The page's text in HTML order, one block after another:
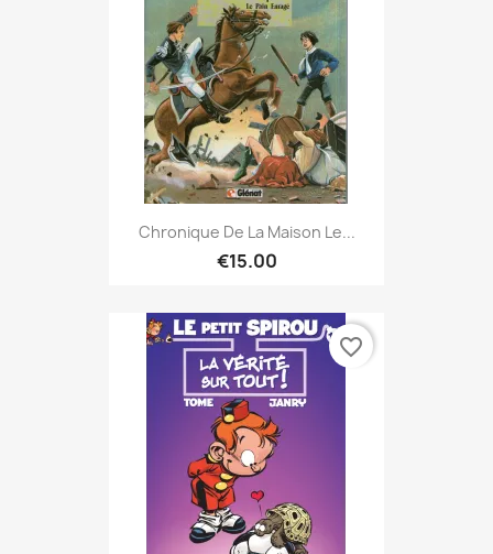
Chronique De La Maison Le...
€15.00
favorite_border